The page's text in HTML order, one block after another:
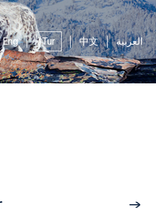
Eng Tur 中文 العربية